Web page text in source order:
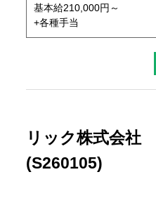
基本給210,000円～
+各種手当
リック株式会社
(S260105)